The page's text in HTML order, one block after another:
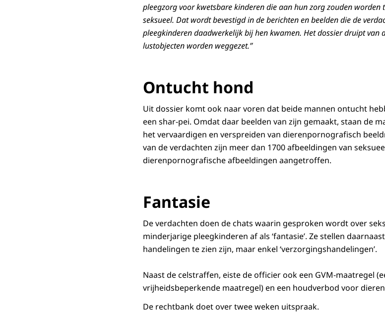
pleegzorg voor kwetsbare kinderen die aan hun zorg zouden
seksueel. Dat wordt bevestigd in de berichten en beelden die de
pleegkinderen daadwerkelijk bij hen kwamen. Het dossier druipt van
lustobjecten worden weggezet.”
Ontucht hond
Uit dossier komt ook naar voren dat beide mannen ontucht
een shar-pei. Omdat daar beelden van zijn gemaakt, staan de
het vervaardigen en verspreiden van dierenpornografisch
van de verdachten zijn meer dan 1700 afbeeldingen van
dierenpornografische afbeeldingen aangetroffen.
Fantasie
De verdachten doen de chats waarin gesproken wordt over
minderjarige pleegkinderen af als ‘fantasie’. Ze stellen
handelingen te zien zijn, maar enkel ‘verzorgingshandelingen’.
Naast de celstraffen, eiste de officier ook een GVM-maatregel
vrijheidsbeperkende maatregel) en een houdverbod voor
De rechtbank doet over twee weken uitspraak.